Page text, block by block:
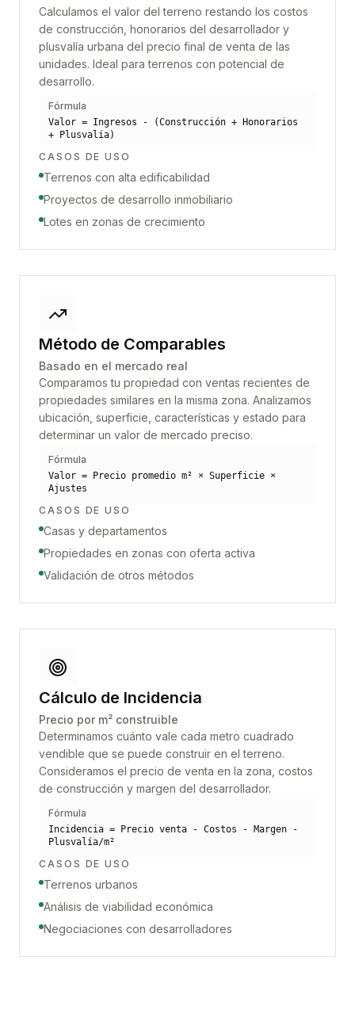
Calculamos el valor del terreno restando los costos
de construcción, honorarios del desarrollador y
plusvalía urbana del precio final de venta de las
unidades. Ideal para terrenos con potencial de
desarrollo.
Fórmula
Valor = Ingresos - (Construcción + Honorarios
+ Plusvalía)
CASOS DE USO
Terrenos con alta edificabilidad
Proyectos de desarrollo inmobiliario
Lotes en zonas de crecimiento
Método de Comparables
Basado en el mercado real
Comparamos tu propiedad con ventas recientes de
propiedades similares en la misma zona. Analizamos
ubicación, superficie, características y estado para
determinar un valor de mercado preciso.
Fórmula
Valor = Precio promedio m² × Superficie ×
Ajustes
CASOS DE USO
Casas y departamentos
Propiedades en zonas con oferta activa
Validación de otros métodos
Cálculo de Incidencia
Precio por m² construible
Determinamos cuánto vale cada metro cuadrado
vendible que se puede construir en el terreno.
Consideramos el precio de venta en la zona, costos
de construcción y margen del desarrollador.
Fórmula
Incidencia = Precio venta - Costos - Margen -
Plusvalía/m²
CASOS DE USO
Terrenos urbanos
Análisis de viabilidad económica
Negociaciones con desarrolladores